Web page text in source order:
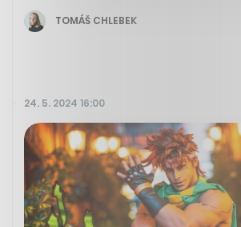
TOMÁŠ CHLEBEK
24. 5. 2024 16:00